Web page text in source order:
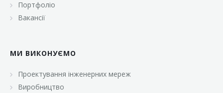
«Класс»
«Континент»
Портфоліо
Вакансії
МИ ВИКОНУЄМО
Проектування інженерних мереж
Виробництво